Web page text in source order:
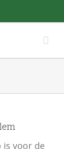
is voor de